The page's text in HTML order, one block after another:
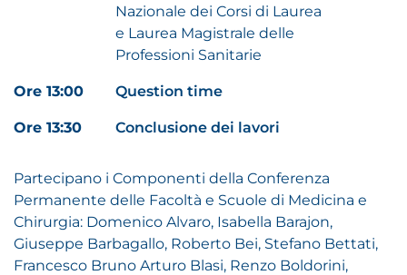
Nazionale dei Corsi di Laurea
e Laurea Magistrale delle
Professioni Sanitarie
Ore 13:00 Question time
Ore 13:30 Conclusione dei lavori
Partecipano i Componenti della Conferenza
Permanente delle Facoltà e Scuole di Medicina e
Chirurgia: Domenico Alvaro, Isabella Barajon,
Giuseppe Barbagallo, Roberto Bei, Stefano Bettati,
Francesco Bruno Arturo Blasi, Renzo Boldorini,